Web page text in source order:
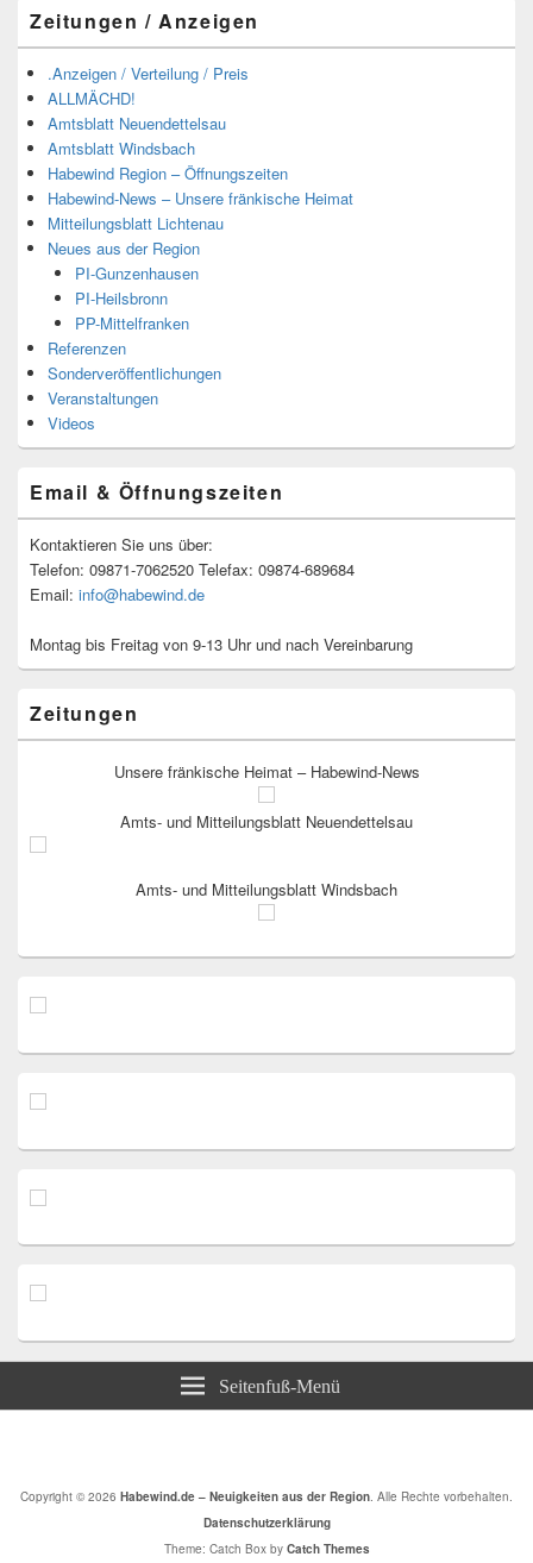
Zeitungen / Anzeigen
.Anzeigen / Verteilung / Preis
ALLMÄCHD!
Amtsblatt Neuendettelsau
Amtsblatt Windsbach
Habewind Region – Öffnungszeiten
Habewind-News – Unsere fränkische Heimat
Mitteilungsblatt Lichtenau
Neues aus der Region
PI-Gunzenhausen
PI-Heilsbronn
PP-Mittelfranken
Referenzen
Sonderveröffentlichungen
Veranstaltungen
Videos
Email & Öffnungszeiten
Kontaktieren Sie uns über:
Telefon: 09871-7062520 Telefax: 09874-689684
Email: info@habewind.de
Montag bis Freitag von 9-13 Uhr und nach Vereinbarung
Zeitungen
Unsere fränkische Heimat – Habewind-News
Amts- und Mitteilungsblatt Neuendettelsau
Amts- und Mitteilungsblatt Windsbach
Seitenfuß-Menü
Copyright © 2026 Habewind.de – Neuigkeiten aus der Region. Alle Rechte vorbehalten.
Datenschutzerklärung
Theme: Catch Box by Catch Themes